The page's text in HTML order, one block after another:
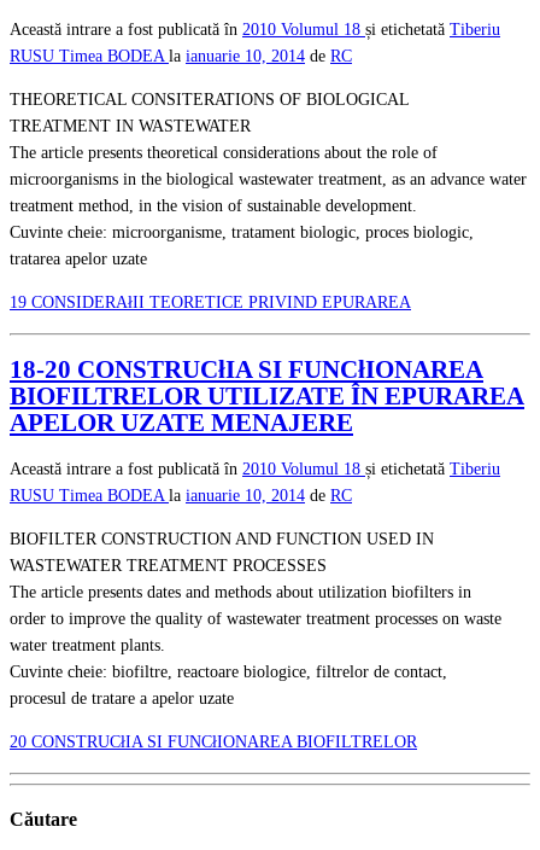
Această intrare a fost publicată în 2010 Volumul 18 și etichetată Tiberiu
RUSU Timea BODEA la ianuarie 10, 2014 de RC
THEORETICAL CONSITERATIONS OF BIOLOGICAL
TREATMENT IN WASTEWATER
The article presents theoretical considerations about the role of
microorganisms in the biological wastewater treatment, as an advance water
treatment method, in the vision of sustainable development.
Cuvinte cheie: microorganisme, tratament biologic, proces biologic,
tratarea apelor uzate
19 CONSIDERAłII TEORETICE PRIVIND EPURAREA
18-20 CONSTRUCłIA SI FUNCłIONAREA
BIOFILTRELOR UTILIZATE ÎN EPURAREA
APELOR UZATE MENAJERE
Această intrare a fost publicată în 2010 Volumul 18 și etichetată Tiberiu
RUSU Timea BODEA la ianuarie 10, 2014 de RC
BIOFILTER CONSTRUCTION AND FUNCTION USED IN
WASTEWATER TREATMENT PROCESSES
The article presents dates and methods about utilization biofilters in
order to improve the quality of wastewater treatment processes on waste
water treatment plants.
Cuvinte cheie: biofiltre, reactoare biologice, filtrelor de contact,
procesul de tratare a apelor uzate
20 CONSTRUCłIA SI FUNCłIONAREA BIOFILTRELOR
Căutare